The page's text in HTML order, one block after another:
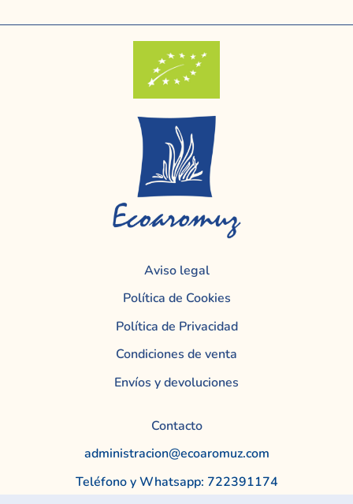
Aviso legal
Política de Cookies
Política de Privacidad
Condiciones de venta
Envíos y devoluciones
Contacto
administracion@ecoaromuz.com
Teléfono y Whatsapp: 722391174